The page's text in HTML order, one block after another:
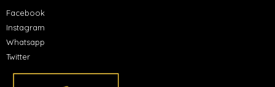
Facebook
Instagram
Whatsapp
Twitter